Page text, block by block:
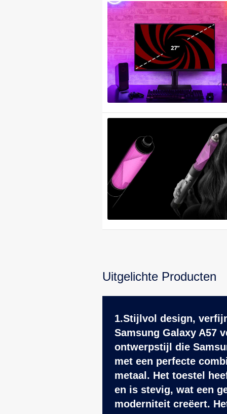
Uitgelichte Producten
1.Stijlvol design,
Samsung Galaxy A57
ontwerpstijl die
met een perfecte
metaal. Het toestel
en is stevig, wat een
moderniteit creëert.